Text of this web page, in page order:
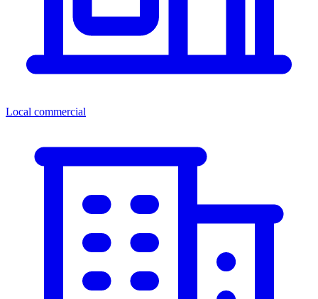
Local commercial